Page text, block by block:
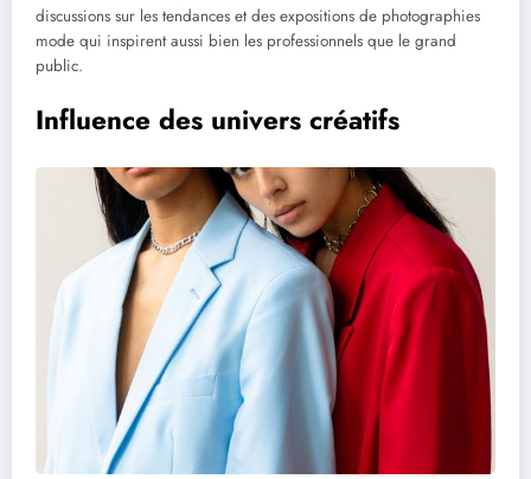
discussions sur les tendances et des expositions de photographies
mode qui inspirent aussi bien les professionnels que le grand
public.
Influence des univers créatifs